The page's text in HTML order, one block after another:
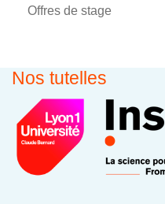
Offres de stage
Nos tutelles